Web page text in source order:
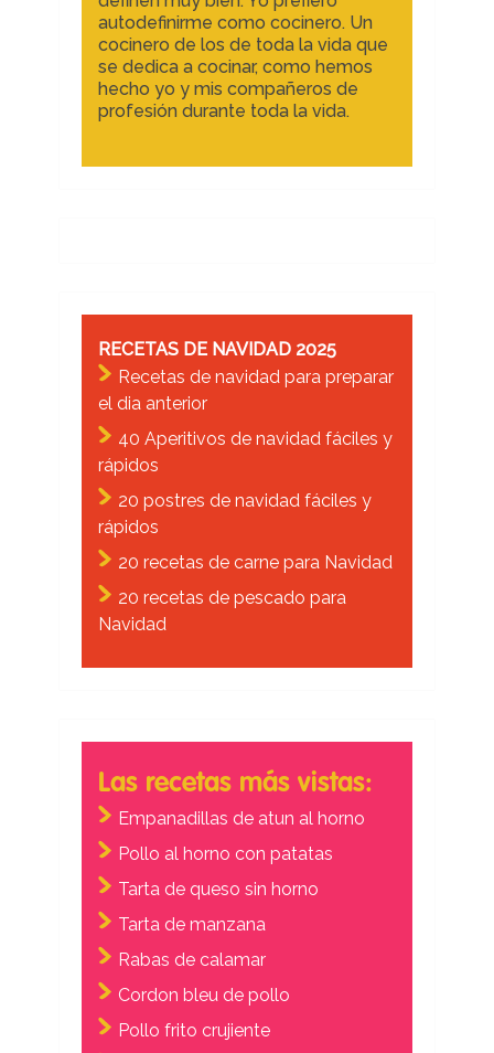
autodefinirme como cocinero. Un
cocinero de los de toda la vida que
se dedica a cocinar, como hemos
hecho yo y mis compañeros de
profesión durante toda la vida.
RECETAS DE NAVIDAD 2025
Recetas de navidad para preparar
el dia anterior
40 Aperitivos de navidad fáciles y
rápidos
20 postres de navidad fáciles y
rápidos
20 recetas de carne para Navidad
20 recetas de pescado para
Navidad
Las recetas más vistas:
Empanadillas de atun al horno
Pollo al horno con patatas
Tarta de queso sin horno
Tarta de manzana
Rabas de calamar
Cordon bleu de pollo
Pollo frito crujiente